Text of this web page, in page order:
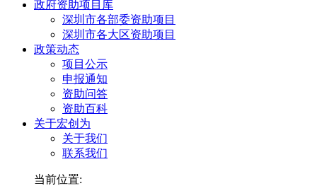
政府资助项目库
深圳市各部委资助项目
深圳市各大区资助项目
政策动态
项目公示
申报通知
资助问答
资助百科
关于宏创为
关于我们
联系我们
当前位置: